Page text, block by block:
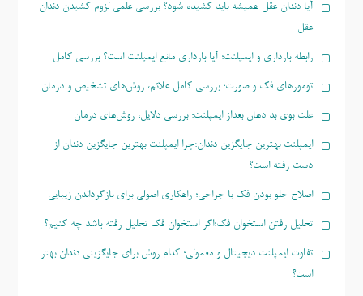
آیا دندان عقل همیشه باید کشیده شود؟ بررسی علمی لزوم کشیدن دندان
عقل
رابطه بارداری و ایمپلنت؛ آیا بارداری مانع ایمپلنت است؟ بررسی کامل
تومورهای فک و صورت؛ بررسی کامل علائم، روش‌های تشخیص و درمان
علت بوی بد دهان بعداز ایمپلنت؛ بررسی دلایل، روش‌های درمان
ایمپلنت بهترین جایگزین دندان؛چرا ایمپلنت بهترین جایگزین دندان از
دست رفته است؟
اصلاح جلو بودن فک با جراحی؛ راهکاری اصولی برای بازگرداندن زیبایی
تحلیل رفتن استخوان فک؛اگر استخوان فک تحلیل رفته باشد چه کنیم؟
تفاوت ایمپلنت دیجیتال و معمولی؛ کدام روش برای جایگزینی دندان بهتر
است؟